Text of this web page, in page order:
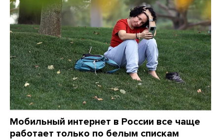
Мобильный интернет в России все чаще
работает только по белым спискам